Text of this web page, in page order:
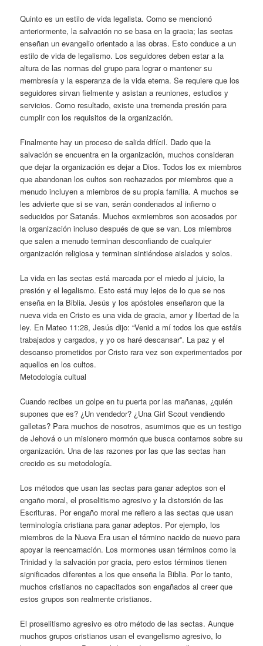
Quinto es un estilo de vida legalista. Como se mencionó
anteriormente, la salvación no se basa en la gracia; las sectas
enseñan un evangelio orientado a las obras. Esto conduce a un
estilo de vida de legalismo. Los seguidores deben estar a la
altura de las normas del grupo para lograr o mantener su
membresía y la esperanza de la vida eterna. Se requiere que los
seguidores sirvan fielmente y asistan a reuniones, estudios y
servicios. Como resultado, existe una tremenda presión para
cumplir con los requisitos de la organización.
Finalmente hay un proceso de salida difícil. Dado que la
salvación se encuentra en la organización, muchos consideran
que dejar la organización es dejar a Dios. Todos los ex miembros
que abandonan los cultos son rechazados por miembros que a
menudo incluyen a miembros de su propia familia. A muchos se
les advierte que si se van, serán condenados al infierno o
seducidos por Satanás. Muchos exmiembros son acosados por
la organización incluso después de que se van. Los miembros
que salen a menudo terminan desconfiando de cualquier
organización religiosa y terminan sintiéndose aislados y solos.
La vida en las sectas está marcada por el miedo al juicio, la
presión y el legalismo. Esto está muy lejos de lo que se nos
enseña en la Biblia. Jesús y los apóstoles enseñaron que la
nueva vida en Cristo es una vida de gracia, amor y libertad de la
ley. En Mateo 11:28, Jesús dijo: “Venid a mí todos los que estáis
trabajados y cargados, y yo os haré descansar”. La paz y el
descanso prometidos por Cristo rara vez son experimentados por
aquellos en los cultos.
Metodología cultual
Cuando recibes un golpe en tu puerta por las mañanas, ¿quién
supones que es? ¿Un vendedor? ¿Una Girl Scout vendiendo
galletas? Para muchos de nosotros, asumimos que es un testigo
de Jehová o un misionero mormón que busca contarnos sobre su
organización. Una de las razones por las que las sectas han
crecido es su metodología.
Los métodos que usan las sectas para ganar adeptos son el
engaño moral, el proselitismo agresivo y la distorsión de las
Escrituras. Por engaño moral me refiero a las sectas que usan
terminología cristiana para ganar adeptos. Por ejemplo, los
miembros de la Nueva Era usan el término nacido de nuevo para
apoyar la reencarnación. Los mormones usan términos como la
Trinidad y la salvación por gracia, pero estos términos tienen
significados diferentes a los que enseña la Biblia. Por lo tanto,
muchos cristianos no capacitados son engañados al creer que
estos grupos son realmente cristianos.
El proselitismo agresivo es otro método de las sectas. Aunque
muchos grupos cristianos usan el evangelismo agresivo, lo